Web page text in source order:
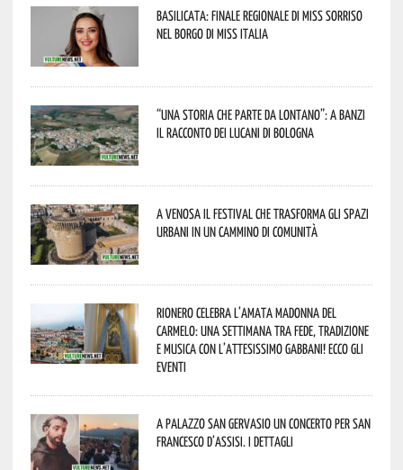
Basilicata: finale regionale di Miss Sorriso
nel borgo di Miss Italia
“Una storia che parte da lontano”: a Banzi
il racconto dei Lucani di Bologna
A Venosa il festival che trasforma gli spazi
urbani in un cammino di comunità
Rionero celebra l’amata Madonna del
Carmelo: una settimana tra fede, tradizione
e musica con l’attesissimo Gabbani! Ecco gli
eventi
A Palazzo San Gervasio un concerto per San
Francesco d’Assisi. I dettagli